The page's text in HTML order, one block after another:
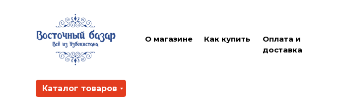
Каталог товаров
О магазине Как купить
Оплата и
доставка